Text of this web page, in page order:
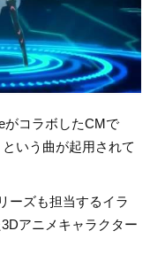
がコラボしたCMで
いう曲が起用されて
ーズも担当するイラ
アニメキャラクター